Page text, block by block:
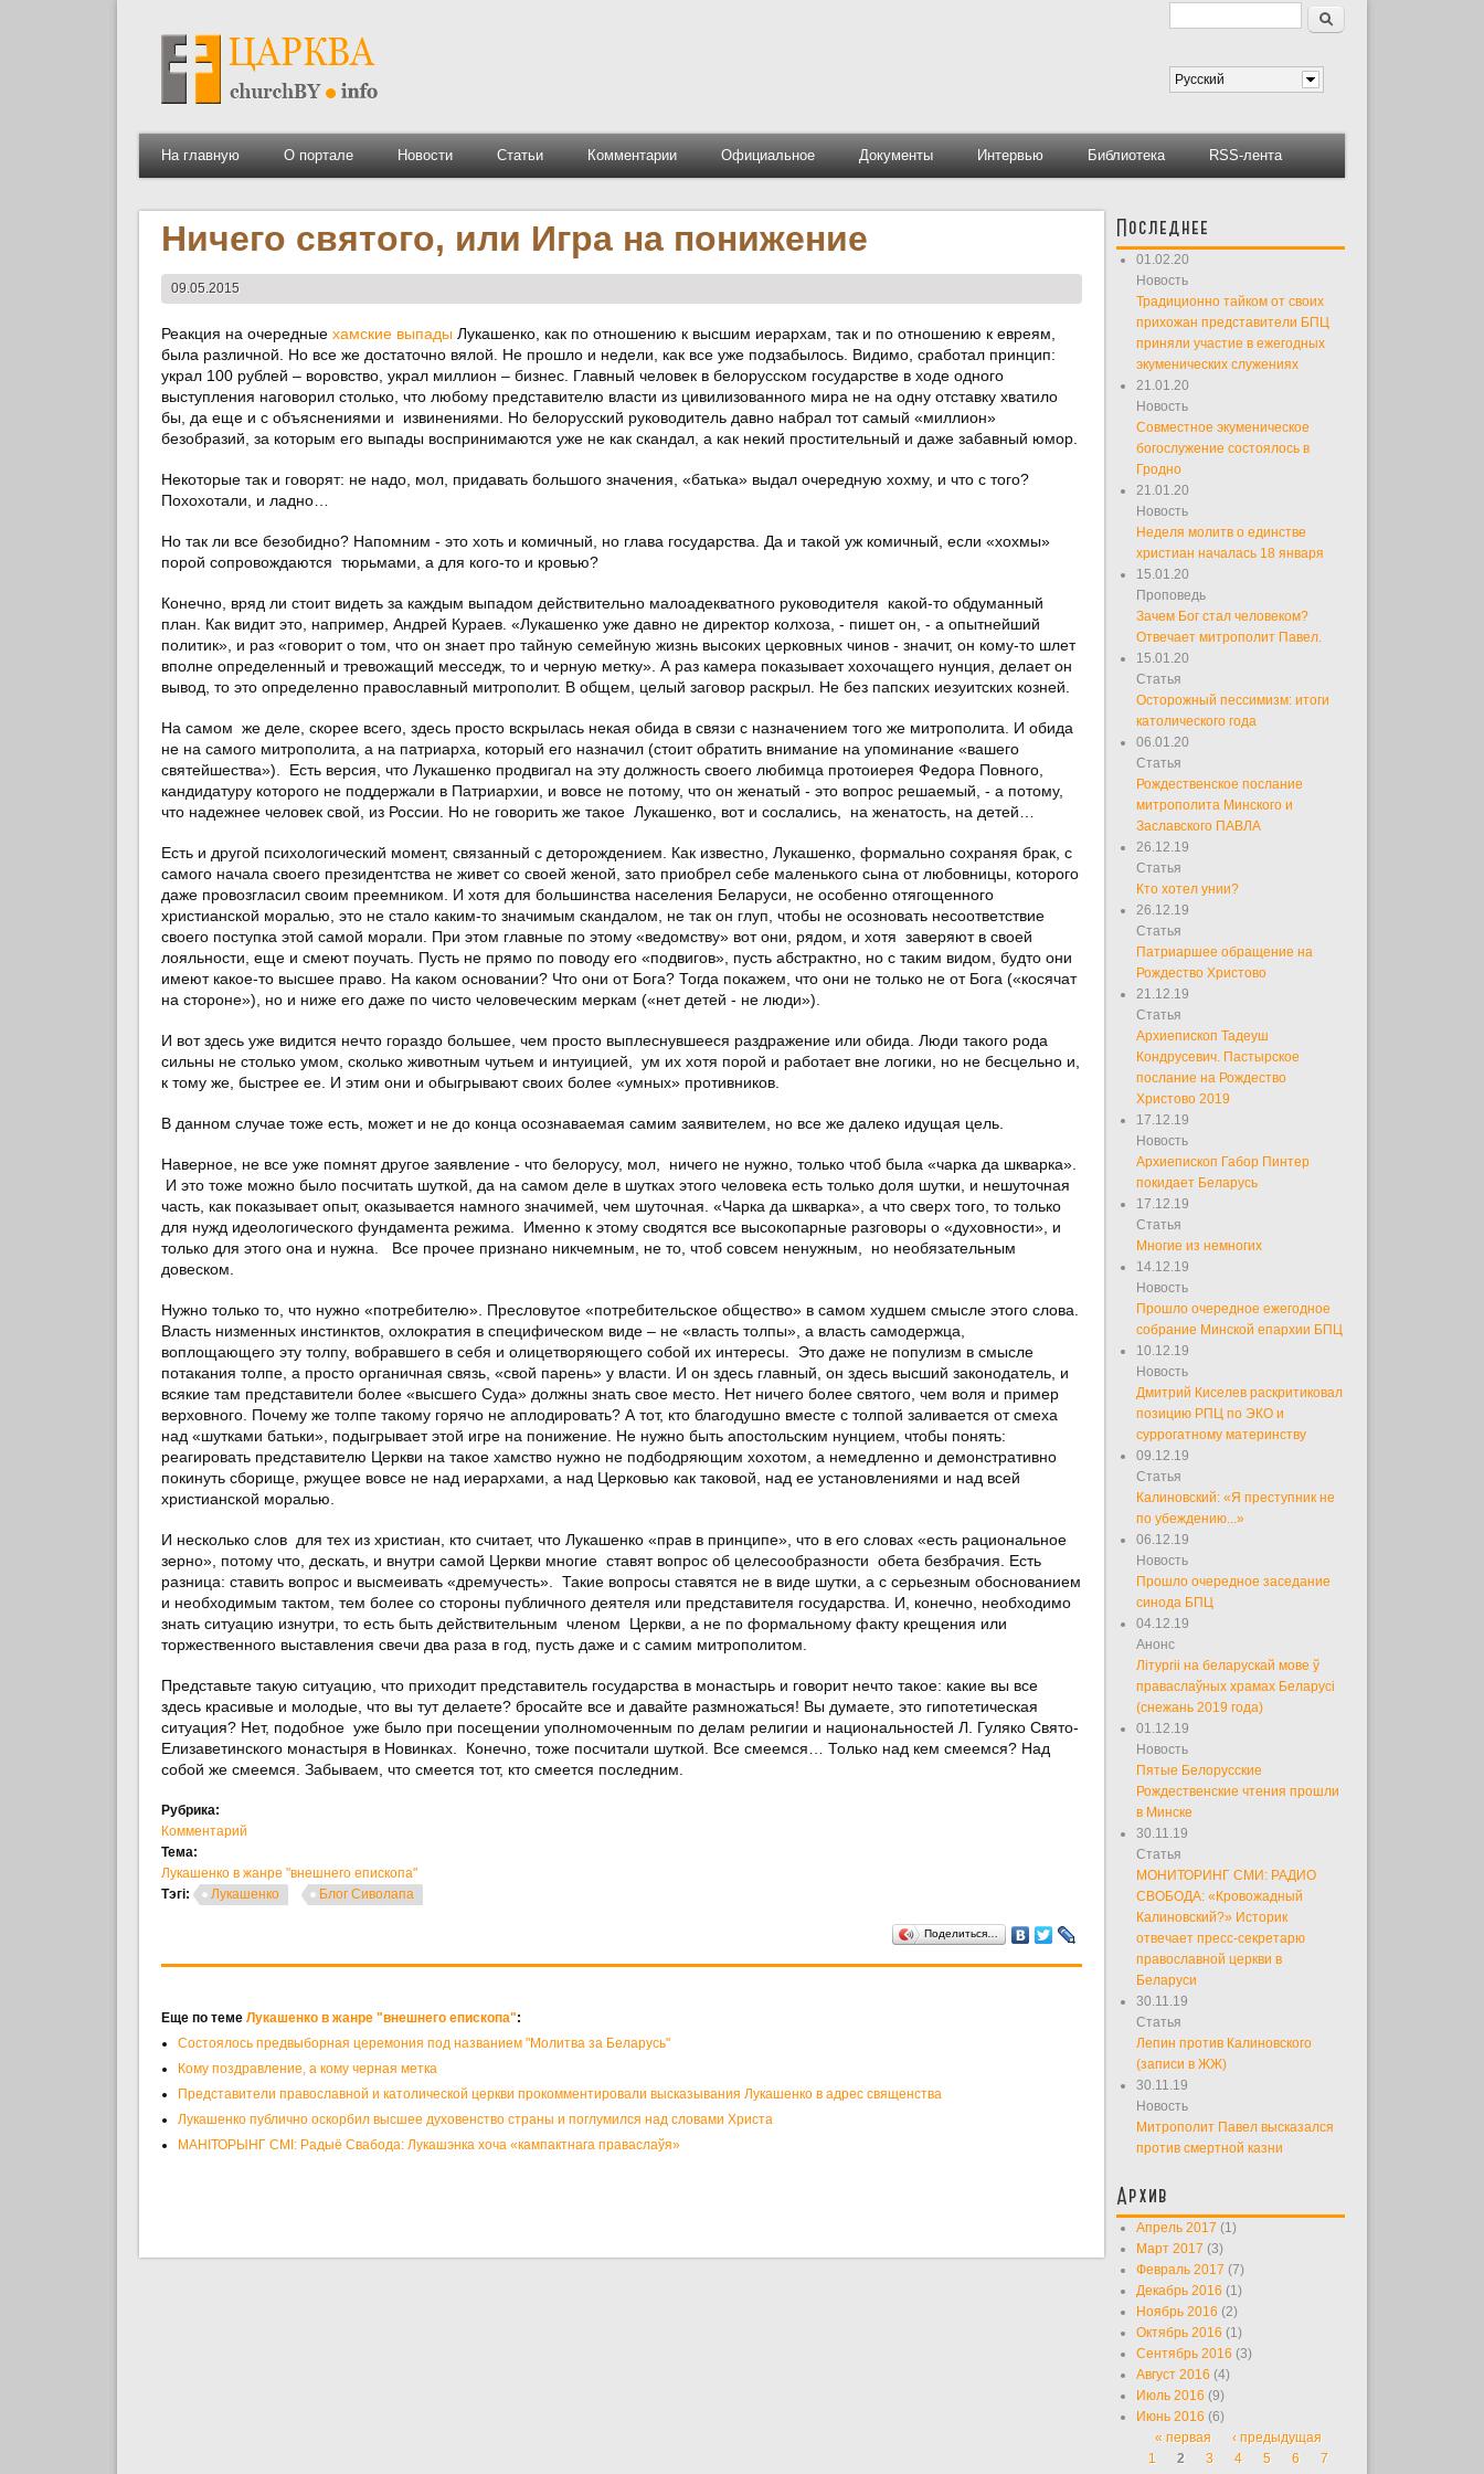
Форма поиска
Поиск
Русский
На главную О портале Новости Статьи Комментарии Официальное Документы Интервью Библиотека RSS-лента
Ничего святого, или Игра на понижение
09.05.2015
Реакция на очередные хамские выпадыЛукашенко, как по отношению к высшим иерархам, так и по отношению к евреям,
была различной. Но все же достаточно вялой. Не прошло и недели, как все уже подзабылось. Видимо, сработал принцип:
украл 100 рублей – воровство, украл миллион – бизнес. Главный человек в белорусском государстве в ходе одного
выступления наговорил столько, что любому представителю власти из цивилизованного мира не на одну отставку хватило
бы, да еще и с объяснениями и извинениями. Но белорусский руководитель давно набрал тот самый «миллион»
безобразий, за которым его выпады воспринимаются уже не как скандал, а как некий простительный и даже забавный юмор.
Некоторые так и говорят: не надо, мол, придавать большого значения, «батька» выдал очередную хохму, и что с того?
Похохотали, и ладно…
Но так ли все безобидно? Напомним - это хоть и комичный, но глава государства. Да и такой уж комичный, если «хохмы»
порой сопровождаются тюрьмами, а для кого-то и кровью?
Конечно, вряд ли стоит видеть за каждым выпадом действительно малоадекватного руководителя какой-то обдуманный
план. Как видит это, например, Андрей Кураев. «Лукашенко уже давно не директор колхоза, - пишет он, - а опытнейший
политик», и раз «говорит о том, что он знает про тайную семейную жизнь высоких церковных чинов - значит, он кому-то шлет
вполне определенный и тревожащий месседж, то и черную метку». А раз камера показывает хохочащего нунция, делает он
вывод, то это определенно православный митрополит. В общем, целый заговор раскрыл. Не без папских иезуитских козней.
На самом же деле, скорее всего, здесь просто вскрылась некая обида в связи с назначением того же митрополита. И обида
не на самого митрополита, а на патриарха, который его назначил (стоит обратить внимание на упоминание «вашего
святейшества»). Есть версия, что Лукашенко продвигал на эту должность своего любимца протоиерея Федора Повного,
кандидатуру которого не поддержали в Патриархии, и вовсе не потому, что он женатый - это вопрос решаемый, - а потому,
что надежнее человек свой, из России. Но не говорить же такое Лукашенко, вот и сослались, на женатость, на детей…
Есть и другой психологический момент, связанный с деторождением. Как известно, Лукашенко, формально сохраняя брак, с
самого начала своего президентства не живет со своей женой, зато приобрел себе маленького сына от любовницы, которого
даже провозгласил своим преемником. И хотя для большинства населения Беларуси, не особенно отягощенного
христианской моралью, это не стало каким-то значимым скандалом, не так он глуп, чтобы не осозновать несоответствие
своего поступка этой самой морали. При этом главные по этому «ведомству» вот они, рядом, и хотя заверяют в своей
лояльности, еще и смеют поучать. Пусть не прямо по поводу его «подвигов», пусть абстрактно, но с таким видом, будто они
имеют какое-то высшее право. На каком основании? Что они от Бога? Тогда покажем, что они не только не от Бога («косячат
на стороне»), но и ниже его даже по чисто человеческим меркам («нет детей - не люди»).
И вот здесь уже видится нечто гораздо большее, чем просто выплеснувшееся раздражение или обида. Люди такого рода
сильны не столько умом, сколько животным чутьем и интуицией, ум их хотя порой и работает вне логики, но не бесцельно и,
к тому же, быстрее ее. И этим они и обыгрывают своих более «умных» противников.
В данном случае тоже есть, может и не до конца осознаваемая самим заявителем, но все же далеко идущая цель.
Наверное, не все уже помнят другое заявление - что белорусу, мол, ничего не нужно, только чтоб была «чарка да шкварка».
И это тоже можно было посчитать шуткой, да на самом деле в шутках этого человека есть только доля шутки, и нешуточная
часть, как показывает опыт, оказывается намного значимей, чем шуточная. «Чарка да шкварка», а что сверх того, то только
для нужд идеологического фундамента режима. Именно к этому сводятся все высокопарные разговоры о «духовности», и
только для этого она и нужна. Все прочее признано никчемным, не то, чтоб совсем ненужным, но необязательным
довеском.
Нужно только то, что нужно «потребителю». Пресловутое «потребительское общество» в самом худшем смысле этого слова.
Власть низменных инстинктов, охлократия в специфическом виде – не «власть толпы», а власть самодержца,
воплощающего эту толпу, вобравшего в себя и олицетворяющего собой их интересы. Это даже не популизм в смысле
потакания толпе, а просто органичная связь, «свой парень» у власти. И он здесь главный, он здесь высший законодатель, и
всякие там представители более «высшего Суда» должны знать свое место. Нет ничего более святого, чем воля и пример
верховного. Почему же толпе такому горячо не аплодировать? А тот, кто благодушно вместе с толпой заливается от смеха
над «шутками батьки», подыгрывает этой игре на понижение. Не нужно быть апостольским нунцием, чтобы понять:
реагировать представителю Церкви на такое хамство нужно не подбодряющим хохотом, а немедленно и демонстративно
покинуть сборище, ржущее вовсе не над иерархами, а над Церковью как таковой, над ее установлениями и над всей
христианской моралью.
И несколько слов для тех из христиан, кто считает, что Лукашенко «прав в принципе», что в его словах «есть рациональное
зерно», потому что, дескать, и внутри самой Церкви многие ставят вопрос об целесообразности обета безбрачия. Есть
разница: ставить вопрос и высмеивать «дремучесть». Такие вопросы ставятся не в виде шутки, а с серьезным обоснованием
и необходимым тактом, тем более со стороны публичного деятеля или представителя государства. И, конечно, необходимо
знать ситуацию изнутри, то есть быть действительным членом Церкви, а не по формальному факту крещения или
торжественного выставления свечи два раза в год, пусть даже и c самим митрополитом.
Представьте такую ситуацию, что приходит представитель государства в монастырь и говорит нечто такое: какие вы все
здесь красивые и молодые, что вы тут делаете? бросайте все и давайте размножаться! Вы думаете, это гипотетическая
ситуация? Нет, подобное уже было при посещении уполномоченным по делам религии и национальностей Л. Гуляко Свято-
Елизаветинского монастыря в Новинках. Конечно, тоже посчитали шуткой. Все смеемся… Только над кем смеемся? Над
собой же смеемся. Забываем, что смеется тот, кто смеется последним.
Рубрика:
Комментарий
Тема:
Лукашенко в жанре "внешнего епископа"
Тэгі:
Лукашенко Блог Сиволапа
Поделиться…
Еще по теме Лукашенко в жанре "внешнего епископа":
Состоялось предвыборная церемония под названием "Молитва за Беларусь"
Кому поздравление, а кому черная метка
Представители православной и католической церкви прокомментировали высказывания Лукашенко в адрес священства
Лукашенко публично оскорбил высшее духовенство страны и поглумился над словами Христа
МАНІТОРЫНГ СМІ: Радыё Свабода: Лукашэнка хоча «кампактнага праваслаўя»
Последнее
01.02.20
Новость
Традиционно тайком от своих
прихожан представители БПЦ
приняли участие в ежегодных
экуменических служениях
21.01.20
Новость
Совместное экуменическое
богослужение состоялось в
Гродно
21.01.20
Новость
Неделя молитв о единстве
христиан началась 18 января
15.01.20
Проповедь
Зачем Бог стал человеком?
Отвечает митрополит Павел.
15.01.20
Статья
Осторожный пессимизм: итоги
католического года
06.01.20
Статья
Рождественское послание
митрополита Минского и
Заславского ПАВЛА
26.12.19
Статья
Кто хотел унии?
26.12.19
Статья
Патриаршее обращение на
Рождество Христово
21.12.19
Статья
Архиепископ Тадеуш
Кондрусевич. Пастырское
послание на Рождество
Христово 2019
17.12.19
Новость
Архиепископ Габор Пинтер
покидает Беларусь
17.12.19
Статья
Многие из немногих
14.12.19
Новость
Прошло очередное ежегодное
собрание Минской епархии БПЦ
10.12.19
Новость
Дмитрий Киселев раскритиковал
позицию РПЦ по ЭКО и
суррогатному материнству
09.12.19
Статья
Калиновский: «Я преступник не
по убеждению...»
06.12.19
Новость
Прошло очередное заседание
синода БПЦ
04.12.19
Анонс
Літургіі на беларускай мове ў
праваслаўных храмах Беларусі
(снежань 2019 года)
01.12.19
Новость
Пятые Белорусские
Рождественские чтения прошли
в Минске
30.11.19
Статья
МОНИТОРИНГ СМИ: РАДИО
СВОБОДА: «Кровожадный
Калиновский?» Историк
отвечает пресс-секретарю
православной церкви в
Беларуси
30.11.19
Статья
Лепин против Калиновского
(записи в ЖЖ)
30.11.19
Новость
Митрополит Павел высказался
против смертной казни
Архив
Апрель 2017 (1)
Март 2017 (3)
Февраль 2017 (7)
Декабрь 2016 (1)
Ноябрь 2016 (2)
Октябрь 2016 (1)
Сентябрь 2016 (3)
Август 2016 (4)
Июль 2016 (9)
Июнь 2016 (6)
Страницы
« первая
‹ предыдущая
1
2 3 4 5 6
7